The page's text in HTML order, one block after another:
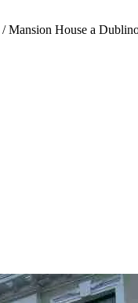
/ Mansion House a